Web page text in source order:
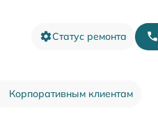
Статус ремонта
Корпоративным клиентам